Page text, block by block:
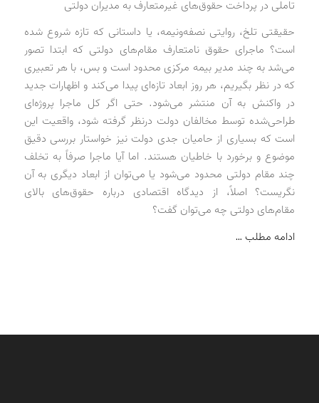
تاملی در پرداخت حقوق‌های غیرمتعارف به مدیران دولتی
حقیقتی تلخ، روایتی نصفه‌و‌نیمه، یا داستانی که تازه شروع شده
است؟ ماجرای حقوق نامتعارف مقام‌های دولتی که ابتدا تصور
می‌شد به چند مدیر بیمه مرکزی محدود است و بس، با هر تعبیری
که در نظر بگیریم، هر روز ابعاد تازه‌ای پیدا می‌کند و اظهارات جدید
در واکنش به آن منتشر می‌شود. حتی اگر کل ماجرا پروژه‌ای
طراحی‌شده توسط مخالفان دولت درنظر گرفته شود، واقعیت این
است که بسیاری از حامیان جدی دولت نیز خواستار بررسی دقیق
موضوع و برخورد با خاطیان هستند. اما آیا ماجرا صرفاً به تخلف
چند مقام دولتی محدود می‌شود یا می‌توان از ابعاد دیگری به آن
نگریست؟ اصلاً، از دیدگاه اقتصادی درباره حقوق‌های بالای
مقام‌های دولتی چه می‌توان گفت؟
ادامه مطلب …